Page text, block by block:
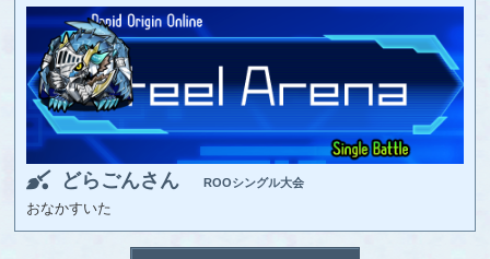
どらごんさん ROOシングル大会
おなかすいた